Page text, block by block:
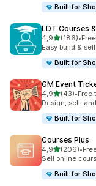
Built for
LDT Courses
4,9de 5 estrelas
(186)
186 total de•
Easy build &
Built for
GM Event
4,9de 5 estrelas
(43)
43 total de•Free
Design, sell,
Built for
Courses Plus
4,9de 5 estrelas
(206)
206 total de•
Sell online
Built for